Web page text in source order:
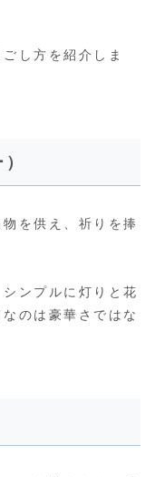
し方を紹介しま
を供え、祈りを捧
ンプルに灯りと花
のは豪華さではな